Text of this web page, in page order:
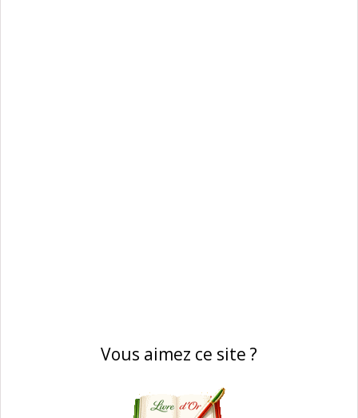
Vous aimez ce site ?